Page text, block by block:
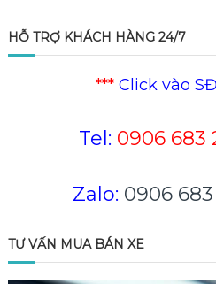
bài
viết
HỖ TRỢ KHÁCH HÀNG 24/7
*** Click vào
Tel: 0906 683
Zalo: 0906
TƯ VẤN MUA BÁN XE